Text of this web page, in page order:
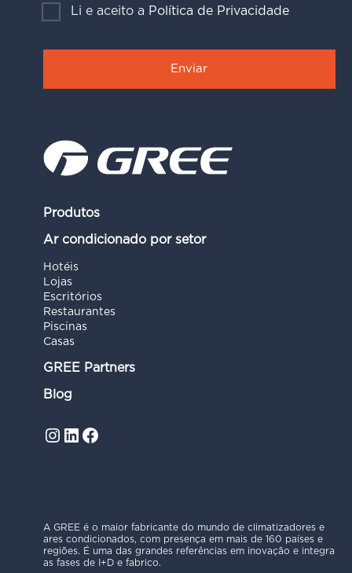
Li e aceito a Política de Privacidade
Produtos
Ar condicionado por setor
Hotéis
Lojas
Escritórios
Restaurantes
Piscinas
Casas
GREE Partners
Blog
Instagram
LinkedIn
Facebook
A GREE é o maior fabricante do mundo de climatizadores e
ares condicionados, com presença em mais de 160 países e
regiões. É uma das grandes referências em inovação e integra
as fases de I+D e fabrico.